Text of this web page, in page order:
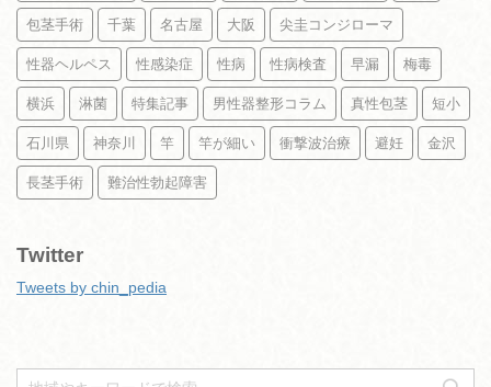
包茎手術 千葉 名古屋 大阪 尖圭コンジローマ
性器ヘルペス 性感染症 性病 性病検査 早漏 梅毒
横浜 淋菌 特集記事 男性器整形コラム 真性包茎 短小
石川県 神奈川 竿 竿が細い 衝撃波治療 避妊 金沢
長茎手術 難治性勃起障害
Twitter
Tweets by chin_pedia